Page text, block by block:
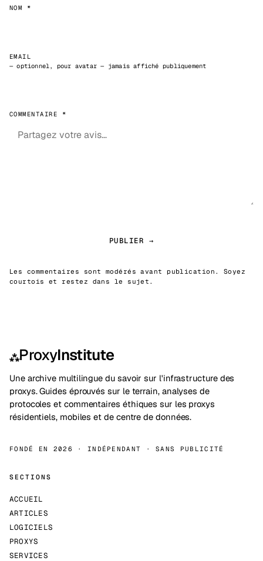
NOM *
EMAIL
— optionnel, pour avatar — jamais affiché publiquement
COMMENTAIRE *
PUBLIER →
Les commentaires sont modérés avant publication. Soyez
courtois et restez dans le sujet.
⁂ProxyInstitute
Une archive multilingue du savoir sur l'infrastructure des
proxys. Guides éprouvés sur le terrain, analyses de
protocoles et commentaires éthiques sur les proxys
résidentiels, mobiles et de centre de données.
FONDÉ EN 2026 · INDÉPENDANT · SANS PUBLICITÉ
SECTIONS
ACCUEIL
ARTICLES
LOGICIELS
PROXYS
SERVICES